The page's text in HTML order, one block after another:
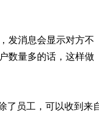
发消息会显示对方不
数量多的话，这样做
了员工，可以收到来